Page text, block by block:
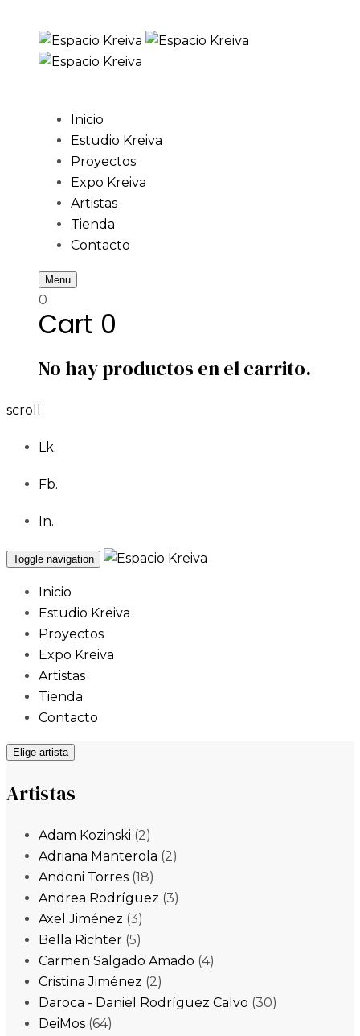
primary
content
Inicio
Estudio Kreiva
Proyectos
Expo Kreiva
Artistas
Tienda
Contacto
Menu
0
Cart 0
No hay productos en el carrito.
scroll
Lk.
Fb.
In.
Toggle navigation
Inicio
Estudio Kreiva
Proyectos
Expo Kreiva
Artistas
Tienda
Contacto
Elige artista
Artistas
Adam Kozinski (2)
Adriana Manterola (2)
Andoni Torres (18)
Andrea Rodríguez (3)
Axel Jiménez (3)
Bella Richter (5)
Carmen Salgado Amado (4)
Cristina Jiménez (2)
Daroca - Daniel Rodríguez Calvo (30)
DeiMos (64)